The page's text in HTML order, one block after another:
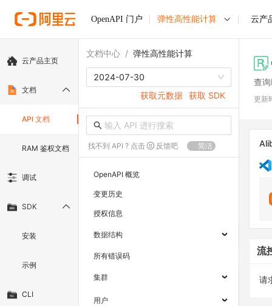
OpenAPI 门户 弹性高性能计算 云产
云产品主页
文档
API 文档
RAM 鉴权文档
调试
SDK
安装
示例
CLI
文档中心 / 弹性高性能计算
2024-07-30
获取元数据 获取 SDK
找不到 API ? 点击 反馈吧 简洁
OpenAPI 概览
变更历史
授权信息
数据结构
所有错误码
集群
用户
查
更新
流
请